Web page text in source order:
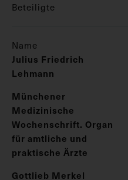
Beteiligte
Name
Julius Friedrich
Lehmann
Münchener
Medizinische
Wochenschrift. Organ
für amtliche und
praktische Ärzte
Gottlieb Merkel